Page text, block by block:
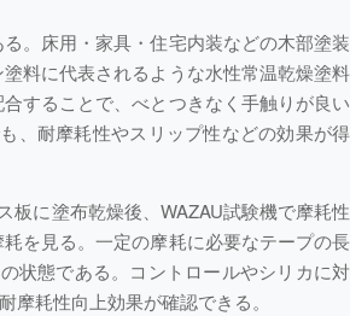
。床用・家具・住宅内装などの木部塗装
料に代表されるような水性常温乾燥塗
することで、べとつきなく手触りが良
、耐摩耗性やスリップ性などの効果が
板に塗布乾燥後、WAZAU試験機で摩耗
を見る。一定の摩耗に必要なテープの
状態である。コントロールやシリカに
耗性向上効果が確認できる。